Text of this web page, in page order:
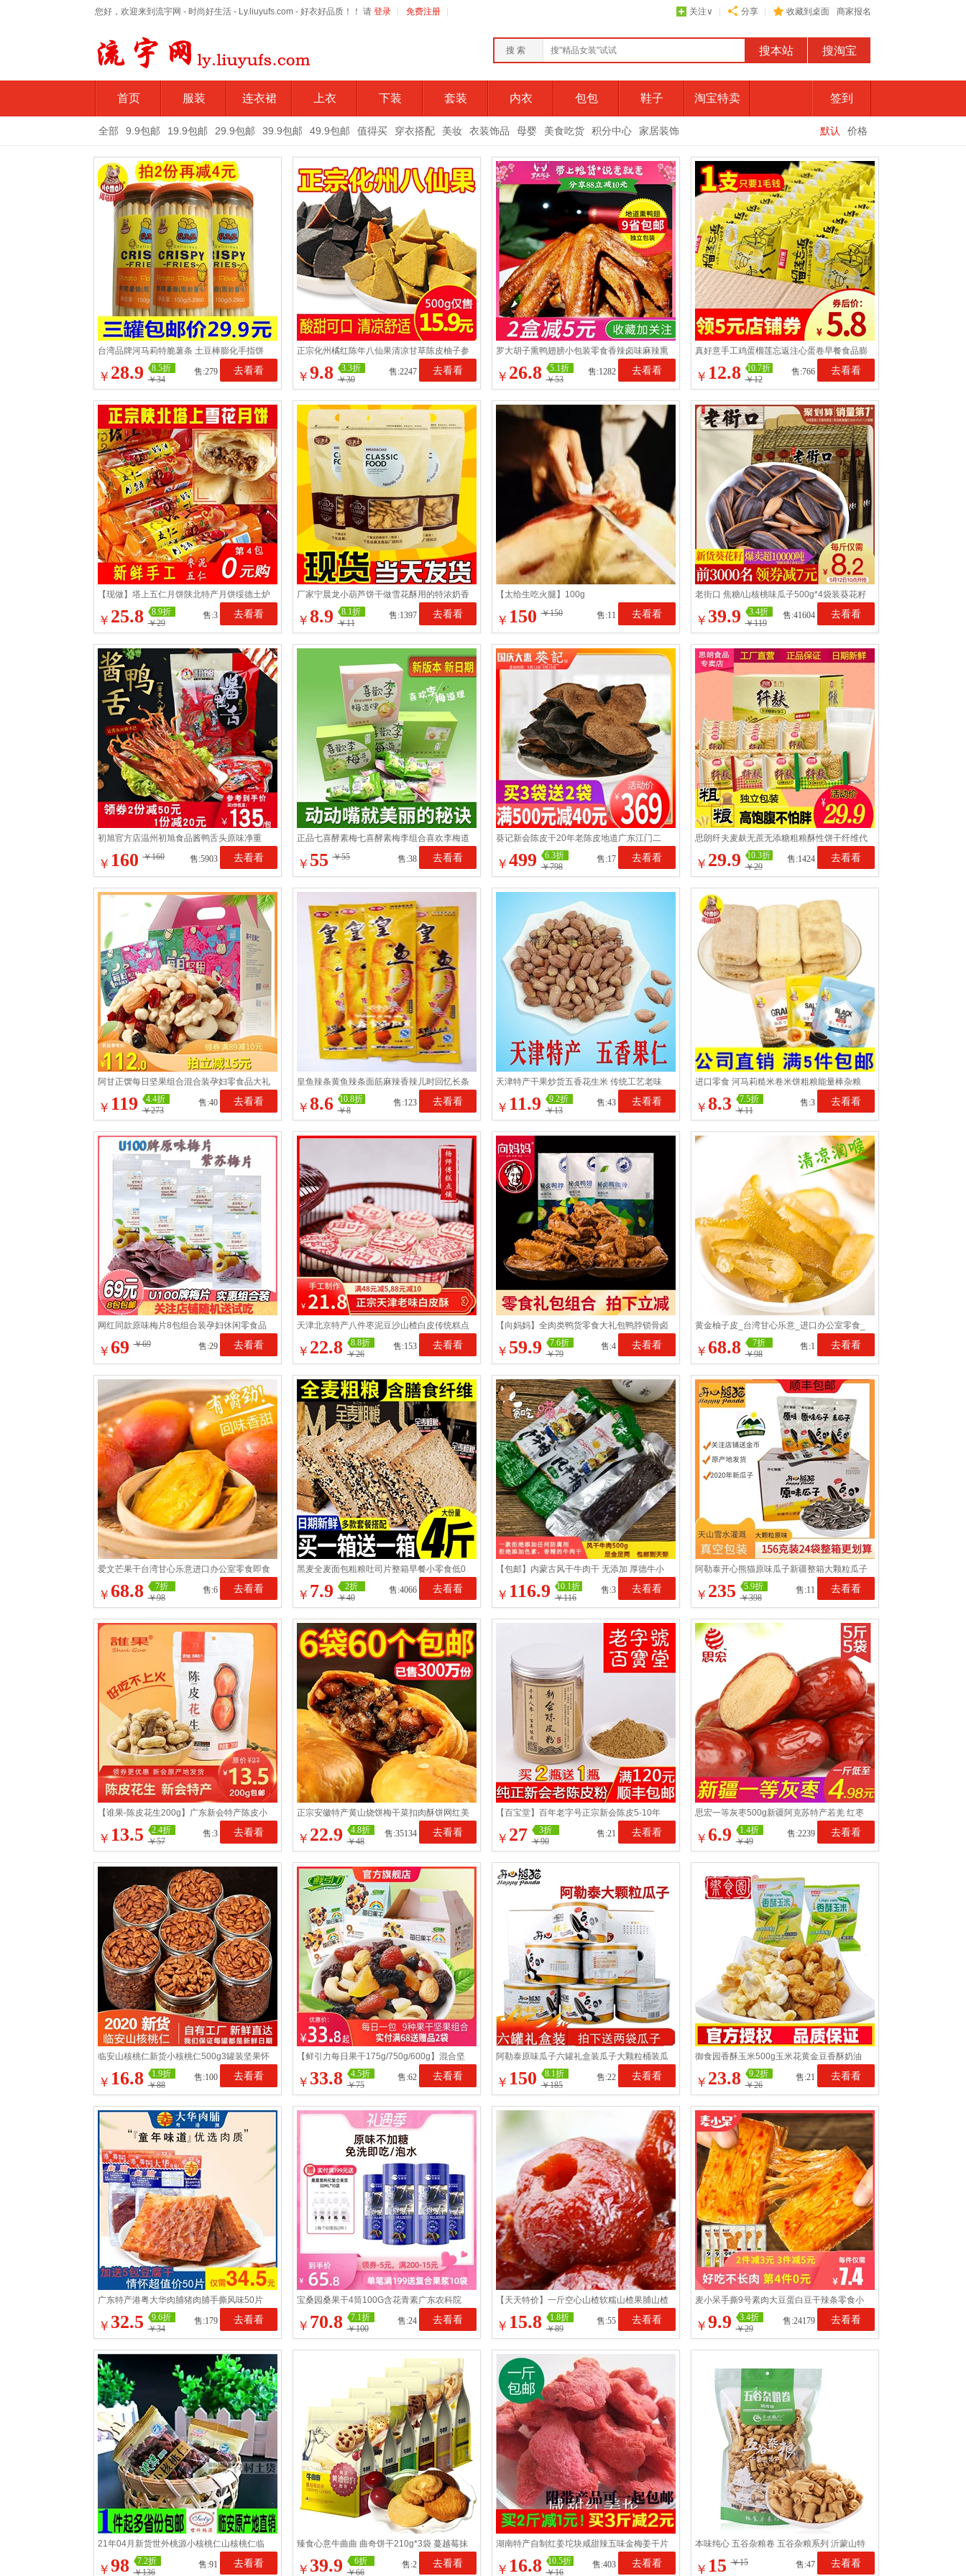
您好，欢迎来到流宇网 - 时尚好生活 - Ly.liuyufs.com - 好衣好品质！！ 请 登录 免费注册 关注∨ 分享 收藏到桌面 商家报名
搜 索
首页 服装 连衣裙 上衣 下装 套装 内衣 包包 鞋子 淘宝特卖 签到
全部 9.9包邮 19.9包邮 29.9包邮 39.9包邮 49.9包邮 值得买 穿衣搭配 美妆 衣装饰品 母婴 美食吃货 积分中心 家居装饰 默认 价格
台湾品牌河马莉特脆薯条 土豆棒膨化手指饼
干休闲零食小吃3罐包邮
￥ 28.9
8.5折
￥34
售:279 去看看
正宗化州橘红陈年八仙果清凉甘草陈皮柚子参
清凉零食袋装橘红
￥ 9.8
3.3折
￥30
售:2247 去看看
罗大胡子熏鸭翅膀小包装零食香辣卤味麻辣熏
福建三明特产休闲小吃
￥ 26.8
5.1折
￥53
售:1282 去看看
真好意手工鸡蛋榴莲忘返注心蛋卷早餐食品膨
化饼干零食42支包邮
￥ 12.8
10.7折
￥12
售:766 去看看
【现做】塔上五仁月饼陕北特产月饼绥德土炉
雪花老月饼手工酥皮
￥ 25.8
8.9折
￥29
售:3 去看看
厂家宁晨龙小葫芦饼干做雪花酥用的特浓奶香
味散装原厂正品整箱
￥ 8.9
8.1折
￥11
售:1397 去看看
【太给生吃火腿】100g
￥ 150 ￥150 售:11 去看看
老街口 焦糖/山核桃味瓜子500g*4袋装葵花籽
坚果炒货零食散装批发
￥ 39.9
3.4折
￥119
售:41604 去看看
初旭官方店温州初旭食品酱鸭舌头原味净重
480g温州鸭肉小吃零食
￥ 160 ￥160 售:5903 去看看
正品七喜酵素梅七喜酵素梅李组合喜欢李梅道
理酵素青梅李子包邮
￥ 55 ￥55 售:38 去看看
葵记新会陈皮干20年老陈皮地道广东江门二
十年正宗陈皮茶泡水50克
￥ 499
6.3折
￥798
售:17 去看看
思朗纤夫麦麸无蔗无添糖粗粮酥性饼干纤维代
餐饱腹孕零食燕麦整箱
￥ 29.9
10.3折
￥29
售:1424 去看看
阿甘正馔每日坚果组合混合装孕妇零食品大礼
包送礼干果仁750g30袋
￥ 119
4.4折
￥273
售:40 去看看
皇鱼辣条黄鱼辣条面筋麻辣香辣儿时回忆长条
零食23g*30袋整包包邮
￥ 8.6
10.8折
￥8
售:123 去看看
天津特产干果炒货五香花生米 传统工艺老味
道干炒大果仁 微咸酥脆
￥ 11.9
9.2折
￥13
售:43 去看看
进口零食 河马莉糙米卷米饼粗粮能量棒杂粮
卷休闲零食代餐100g
￥ 8.3
7.5折
￥11
售:3 去看看
网红同款原味梅片8包组合装孕妇休闲零食品
酸梅子片紫苏西梅制品
￥ 69 ￥69 售:29 去看看
天津北京特产八件枣泥豆沙山楂白皮传统糕点
点心手工小吃零食散装
￥ 22.8
8.8折
￥26
售:153 去看看
【向妈妈】全肉类鸭货零食大礼包鸭脖锁骨卤
味小零食即食休闲小吃
￥ 59.9
7.6折
￥79
售:4 去看看
黄金柚子皮_台湾甘心乐意_进口办公室零食_
￥ 68.8
7折
￥98
售:1 去看看
爱文芒果干台湾甘心乐意进口办公室零食即食
大片原切0添加
￥ 68.8
7折
￥98
售:6 去看看
黑麦全麦面包粗粮吐司片整箱早餐小零食低0
代餐饱腹脂肪热量食品
￥ 7.9
2折
￥40
售:4066 去看看
【包邮】内蒙古风干牛肉干 无添加 厚德牛小
强精品款牛肉干 500g
￥ 116.9
10.1折
￥116
售:3 去看看
阿勒泰开心熊猫原味瓜子新疆整箱大颗粒瓜子
156克*24袋装瓜子春茶
￥ 235
5.9折
￥398
售:11 去看看
【谁果-陈皮花生200g】广东新会特产陈皮小
珍珠带壳烘炒花生零食
￥ 13.5
2.4折
￥57
售:3 去看看
正宗安徽特产黄山烧饼梅干菜扣肉酥饼网红美
食糕点心饼干零食小吃
￥ 22.9
4.8折
￥48
售:35134 去看看
【百宝堂】百年老字号正宗新会陈皮5-10年
老陈皮粉 大红陈皮干粉
￥ 27
3折
￥90
售:21 去看看
思宏一等灰枣500g新疆阿克苏特产若羌 红枣
5斤批发非和田大枣特级
￥ 6.9
1.4折
￥49
售:2239 去看看
临安山核桃仁新货小核桃仁500g3罐装坚果怀
旧零食儿童坚营养健康
￥ 16.8
1.9折
￥88
售:100 去看看
【鲜引力每日果干175g/750g/600g】混合坚
果水果果干组合干果早餐
￥ 33.8
4.5折
￥75
售:62 去看看
阿勒泰原味瓜子六罐礼盒装瓜子大颗粒桶装瓜
子开心熊猫瓜子葵花子
￥ 150
8.1折
￥185
售:22 去看看
御食园香酥玉米500g玉米花黄金豆香酥奶油
椰香爆米花休闲零食小吃
￥ 23.8
9.2折
￥26
售:21 去看看
广东特产港粤大华肉脯猪肉脯手撕风味50片
装儿时童年回忆休闲零食
￥ 32.5
9.6折
￥34
售:179 去看看
宝桑园桑果干4筒100G含花青素广东农科院
桑葚干原味无沙桑椹干
￥ 70.8
7.1折
￥100
售:24 去看看
【天天特价】一斤空心山楂软糯山楂果脯山楂
凉果山楂脯蜜饯
￥ 15.8
1.8折
￥89
售:55 去看看
麦小呆手撕9号素肉大豆蛋白豆干辣条零食小
吃休闲食品好吃排行榜
￥ 9.9
3.4折
￥29
售:24179 去看看
21年04月新货世外桃源小核桃仁山核桃仁临
安馆核桃仁500克小包装
￥ 98
7.2折
￥136
售:91 去看看
臻食心意牛曲曲 曲奇饼干210g*3袋 蔓越莓抹
茶曲奇批发零食小吃
￥ 39.9
6折
￥66
售:2 去看看
湖南特产自制红姜坨块咸甜辣五味金梅姜干片
丝办公室零食500g包邮
￥ 16.8
10.5折
￥16
售:403 去看看
本味纯心 五谷杂粮卷 五谷杂粮系列 沂蒙山特
产 健康零食
￥ 15 ￥15 售:47 去看看